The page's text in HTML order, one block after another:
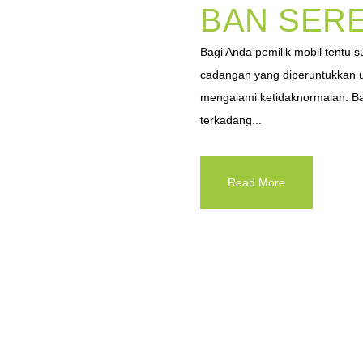
BAN
Bagi Anda pemilik mobil tentu
cadangan yang diperuntukkan
mengalami ketidaknormalan.
terkadang...
Read More